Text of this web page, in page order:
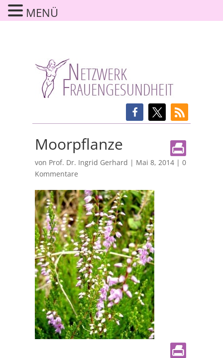
Moorpflanze
von Prof. Dr. Ingrid Gerhard | Mai 8, 2014| 0
Kommentare
MENÜ